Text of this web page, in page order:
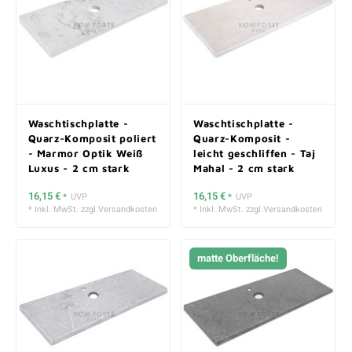
Waschtischplatte -
Quarz-Komposit poliert
- Marmor Optik Weiß
Luxus - 2 cm stark
16,15 €* UVP
* Inkl. MwSt. zzgl.Versandkosten
Waschtischplatte -
Quarz-Komposit -
leicht geschliffen - Taj
Mahal - 2 cm stark
16,15 €* UVP
* Inkl. MwSt. zzgl.Versandkosten
matte Oberfläche!